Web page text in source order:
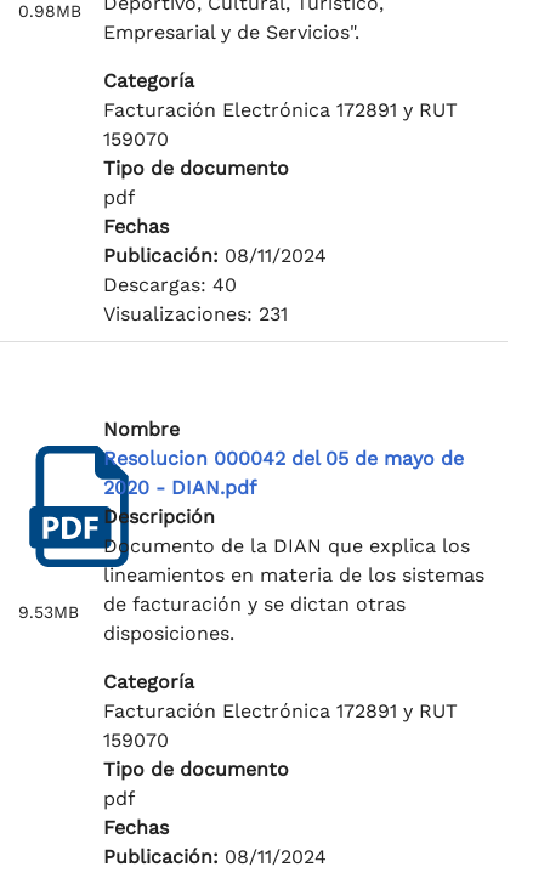
0.98MB
Empresarial y de Servicios".
Categoría
Facturación Electrónica 172891 y RUT
159070
Tipo de documento
pdf
Fechas
Publicación: 08/11/2024
Descargas: 40
Visualizaciones: 231
9.53MB
Nombre
Resolucion 000042 del 05 de mayo de
2020 - DIAN.pdf
Descripción
Documento de la DIAN que explica los
lineamientos en materia de los sistemas
de facturación y se dictan otras
disposiciones.
Categoría
Facturación Electrónica 172891 y RUT
159070
Tipo de documento
pdf
Fechas
Publicación: 08/11/2024